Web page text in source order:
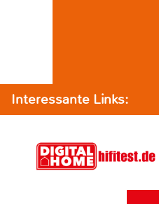
Interessante Links: